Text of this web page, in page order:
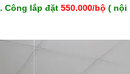
. Công lắp đặt 550.000/bộ ( nội